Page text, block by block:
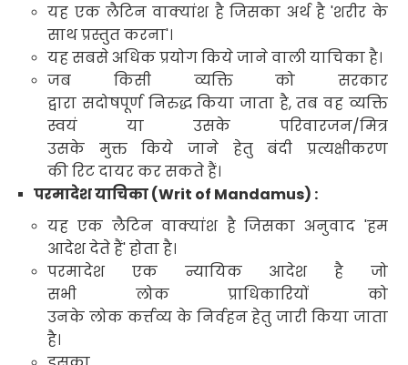
यह एक लैटिन वाक्यांश है जिसका अर्थ है'शरीर के
साथ प्रस्तुत करना'।
यह सबसे अधिक प्रयोग किये जाने वाली याचिका है।
जब किसी व्यक्ति को सरकार
द्वारा सदोषपूर्ण निरुद्ध किया जाता है,तब वह व्यक्ति
स्वयं या उसके परिवारजन/मित्र
उसके
मुक्त किये जाने
हेतु बंदी प्रत्यक्षीकरण
की रिट दायर कर सकते हैं।
परमादेश याचिका(Writ of Mandamus) :
यह एक लैटिन वाक्यांश है जिसका अनुवाद 'हम
आदेश देते हैं'होता है।
परमादेश एक न्यायिक आदेश है जो
सभी लोक
प्राधिकारियों
को
उनके लोक कर्त्तव्य के निर्वहन हेतु जारी किया जाता
है।